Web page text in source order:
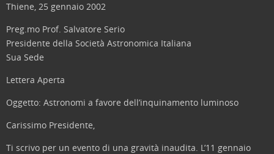
Thiene, 25 gennaio 2002
Preg.mo Prof. Salvatore Serio
Presidente della Società Astronomica Italiana
Sua Sede
Lettera Aperta
Oggetto: Astronomi a favore dell’inquinamento luminoso
Carissimo Presidente,
Ti scrivo per un evento di una gravità inaudita. L’11 gennaio